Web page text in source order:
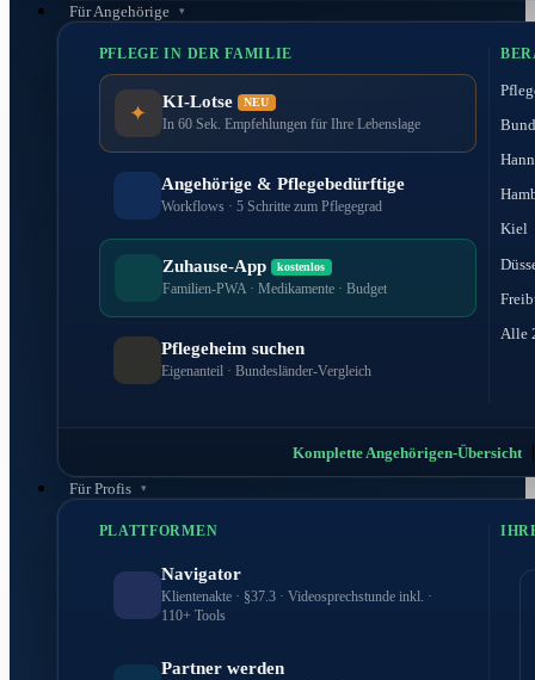
Für Angehörige
PFLEGE IN DER FAMILIE
✦ KI-Lotse NEU
In 60 Sek. Empfehlungen für Ihre Lebenslage
Angehörige & Pflegebedürftige
Workflows · 5 Schritte zum Pflegegrad
Zuhause-App kostenlos
Familien-PWA · Medikamente · Budget
Pflegeheim suchen
Eigenanteil · Bundesländer-Vergleich
Kiel
Alle
Komplette Angehörigen-Übersicht
Für Profis
PLATTFORMEN
Navigator
Klientenakte · §37.3 · Videosprechstunde inkl. ·
110+ Tools
Partner werden